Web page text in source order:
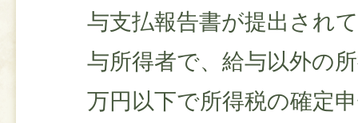
与支払報告書が提出され
与所得者で、給与以外の
万円以下で所得税の確定